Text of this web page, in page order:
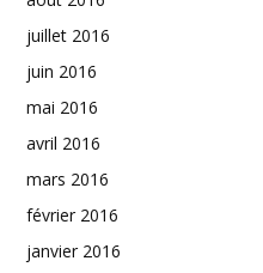
juillet 2016
juin 2016
mai 2016
avril 2016
mars 2016
février 2016
janvier 2016